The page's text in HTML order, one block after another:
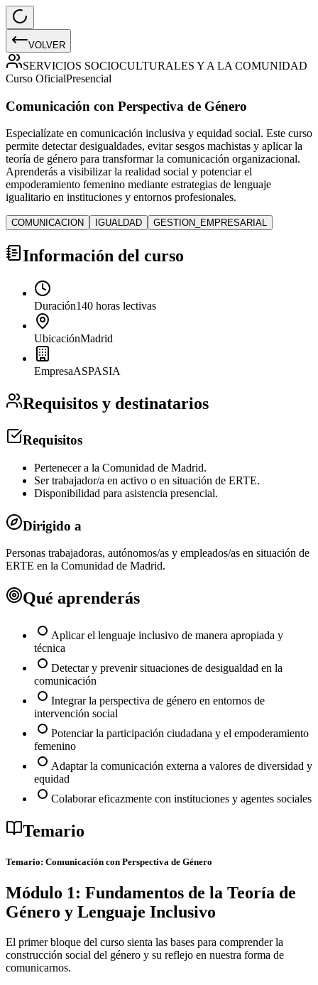
VOLVER
SERVICIOS SOCIOCULTURALES Y A LA COMUNIDAD
Curso OficialPresencial
Comunicación con Perspectiva de Género
Especialízate en comunicación inclusiva y equidad social. Este curso
permite detectar desigualdades, evitar sesgos machistas y aplicar la
teoría de género para transformar la comunicación organizacional.
Aprenderás a visibilizar la realidad social y potenciar el
empoderamiento femenino mediante estrategias de lenguaje
igualitario en instituciones y entornos profesionales.
COMUNICACION IGUALDAD GESTION_EMPRESARIAL
Información del curso
Duración140 horas lectivas
UbicaciónMadrid
EmpresaASPASIA
Requisitos y destinatarios
Requisitos
Pertenecer a la Comunidad de Madrid.
Ser trabajador/a en activo o en situación de ERTE.
Disponibilidad para asistencia presencial.
Dirigido a
Personas trabajadoras, autónomos/as y empleados/as en situación de
ERTE en la Comunidad de Madrid.
Qué aprenderás
Aplicar el lenguaje inclusivo de manera apropiada y
técnica
Detectar y prevenir situaciones de desigualdad en la
comunicación
Integrar la perspectiva de género en entornos de
intervención social
Potenciar la participación ciudadana y el empoderamiento
femenino
Adaptar la comunicación externa a valores de diversidad y
equidad
Colaborar eficazmente con instituciones y agentes sociales
Temario
Temario: Comunicación con Perspectiva de Género
Módulo 1: Fundamentos de la Teoría de
Género y Lenguaje Inclusivo
El primer bloque del curso sienta las bases para comprender la
construcción social del género y su reflejo en nuestra forma de
comunicarnos.